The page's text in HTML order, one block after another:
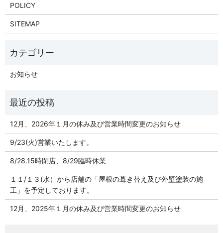
POLICY
SITEMAP
お知らせ
12月、2026年１月の休み及び営業時間変更のお知らせ
9/23(火)営業いたします。
8/28.15時閉店、8/29臨時休業
１１/１３(水）から店舗の「屋根の葺き替え及び外壁塗装の施
工」を予定しております。
12月、2025年１月の休み及び営業時間変更のお知らせ